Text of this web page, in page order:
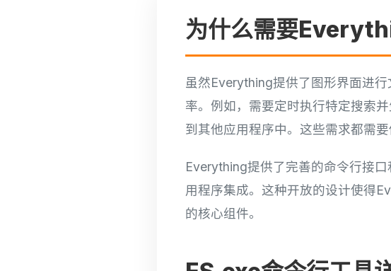
为什么需要
虽然Everything提供了图形界面进
率。例如，需要定时执行特定搜索
到其他应用程序中。这些需求都需
Everything提供了完善的命令行接
用程序集成。这种开放的设计使得
的核心组件。